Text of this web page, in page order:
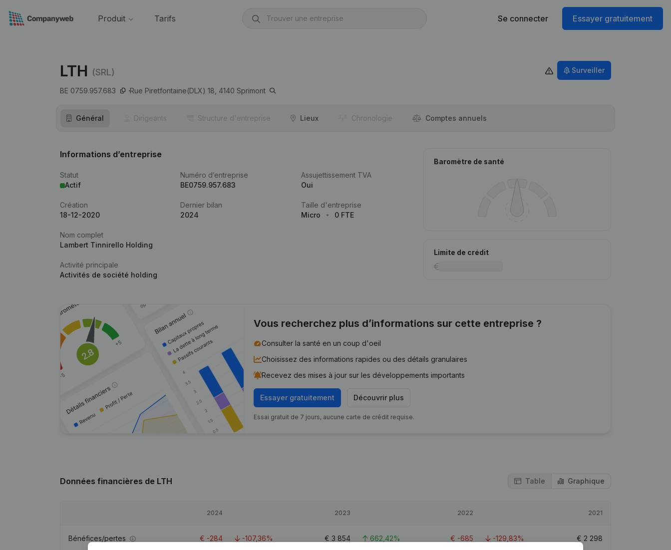
Produit Tarifs Se connecter Essayer gratuitement
LTH (SRL)
BE 0759.957.683 Rue Piretfontaine(DLX) 18, 4140 Sprimont
Surveiller
Général Dirigeants Structure d'entreprise Lieux Chronologie Comptes annuels
Informations d’entreprise
Statut
Actif
Numéro d’entreprise
BE0759.957.683
Assujettissement TVA
Oui
Création
18-12-2020
Dernier bilan
2024
Taille d'entreprise
Micro
0 FTE
Nom complet
Lambert Tinnirello Holding
Activité principale
Activités de société holding
Baromètre de santé
Limite de crédit
Vous recherchez plus d’informations sur cette entreprise ?
Consulter la santé en un coup d'oeil
Choisissez des informations rapides ou des détails granulaires
Recevez des mises à jour sur les développements importants
Essayer gratuitement Découvrir plus
Essai gratuit de 7 jours, aucune carte de crédit requise.
Données financières de LTH Table Graphique
2024 2023 2022 2021
Bénéfices/pertes € -284 -107,36% € 3 854 662,42% € -685 -129,83% € 2 298